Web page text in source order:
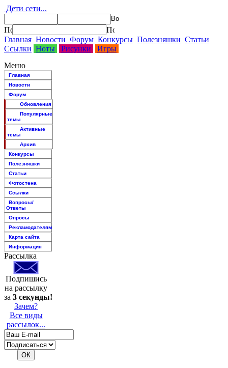
Дети сети...
Главная Новости Форум Конкурсы Полезняшки Статьи
Ссылки Ноты Рисунки
Игры
Меню
Главная
Новости
Форум
Обновления
Популярные
темы
Активные
темы
Архив
Конкурсы
Полезняшки
Статьи
Фотостена
Ссылки
Вопросы/
Ответы
Опросы
Рекламодателям
Карта сайта
Информация
Рассылка
Подпишись
на рассылку
за 3 секунды!
Зачем?
Все виды
рассылок...